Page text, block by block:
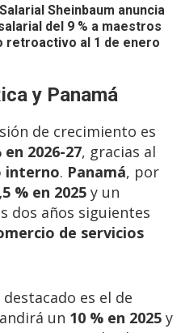
Sheinbaum anuncia
del 9 % a maestros
retroactivo al 1 de enero
y Panamá
de crecimiento es
en 2026-27, gracias al
interno. Panamá, por
% en 2025 y un
dos años siguientes
de servicios
es el de
un 10 % en 2025 y